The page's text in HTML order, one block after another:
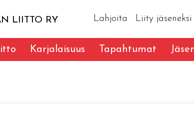
LIITTO RY Lahjoita Liity jäseneksi
Karjalaisuus Tapahtumat